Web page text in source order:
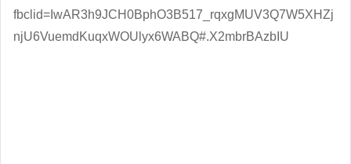
fbclid=IwAR3h9JCH0BphO3B517_rqxgMUV3Q7W5XHZj
njU6VuemdKuqxWOUlyx6WABQ#.X2mbrBAzbIU